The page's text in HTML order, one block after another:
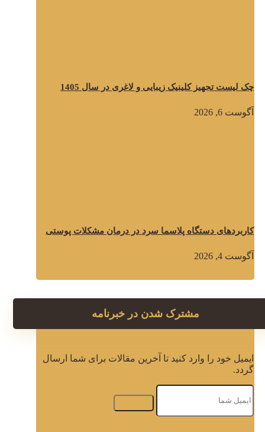
چک لیست تجهیز کلینیک زیبایی و لاغری در سال 1405
آگوست 6, 2026
کاربردهای دستگاه پلاسما سرد در درمان مشکلات پوستی
آگوست 4, 2026
مشترک شدن در خبرنامه
ایمیل خود را وارد کنید تا آخرین مقالات برای شما ارسال
گردد.